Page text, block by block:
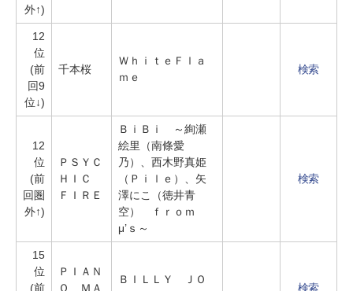
外↑)
12
位
(前
回9
位↓)
千本桜
ＷｈｉｔｅＦｌａ
ｍｅ
検索
12
位
(前
回圏
外↑)
ＰＳＹＣ
ＨＩＣ
ＦＩＲＥ
ＢｉＢｉ ～絢瀬
絵里（南條愛
乃）、西木野真姫
（Ｐｉｌｅ）、矢
澤にこ（徳井青
空） ｆｒｏｍ
μ’ｓ～
検索
15
位
(前
ＰＩＡＮ
Ｏ ＭＡ
ＢＩＬＬＹ ＪＯ
検索